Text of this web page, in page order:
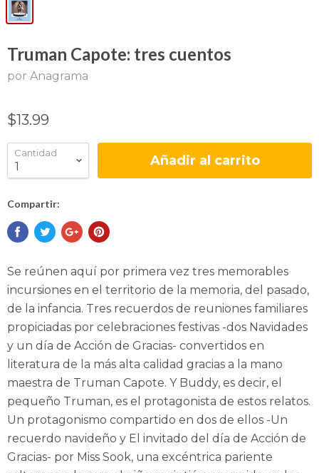
Truman Capote: tres cuentos
por Anagrama
$13.99
Cantidad Añadir al carrito
Compartir:
Se reúnen aquí por primera vez tres memorables
incursiones en el territorio de la memoria, del pasado,
de la infancia. Tres recuerdos de reuniones familiares
propiciadas por celebraciones festivas -dos Navidades
y un día de Acción de Gracias- convertidos en
literatura de la más alta calidad gracias a la mano
maestra de Truman Capote. Y Buddy, es decir, el
pequeño Truman, es el protagonista de estos relatos.
Un protagonismo compartido en dos de ellos -Un
recuerdo navideño y El invitado del día de Acción de
Gracias- por Miss Sook, una excéntrica pariente